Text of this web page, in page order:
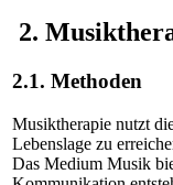
2.
2.1. Methoden
Musiktherapie nutzt
Lebenslage zu
Das Medium Musik